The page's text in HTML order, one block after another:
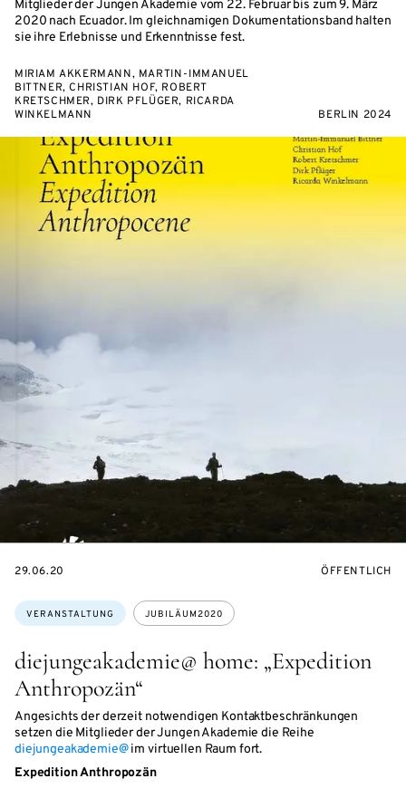
Mitglieder der Jungen Akademie vom 22. Februar bis zum 9. März
2020 nach Ecuador. Im gleichnamigen Dokumentationsband halten
sie ihre Erlebnisse und Erkenntnisse fest.
MIRIAM AKKERMANN, MARTIN-IMMANUEL
BITTNER, CHRISTIAN HOF, ROBERT
KRETSCHMER, DIRK PFLÜGER, RICARDA
WINKELMANN
BERLIN 2024
diejungeakademie@ home: „Expedition
Anthropozän“
Angesichts der derzeit notwendigen Kontaktbeschränkungen
setzen die Mitglieder der Jungen Akademie die Reihe
diejungeakademie@im virtuellen Raum fort.
Expedition Anthropozän
Themen:
VERANSTALTUNG JUBILÄUM2020
EVENTBEGINSON
29.06.20 ÖFFENTLICH